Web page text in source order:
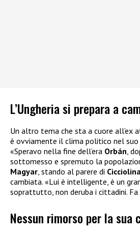
L’Ungheria si prepara a
Un altro tema che sta a cuore all’ex
è ovviamente il clima politico nel suo
«Speravo nella fine dell’era Orbán,
sottomesso e spremuto la
Magyar, stando al parere di
cambiata. «Lui è intelligente, è un
soprattutto, non deruba i cittadini. Fa
Nessun rimorso per la sua